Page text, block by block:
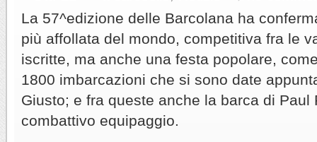
La 57^edizione delle Barcolana ha
più affollata del mondo, competitiva fra le
iscritte, ma anche una festa popolare,
1800 imbarcazioni che si sono date
Giusto; e fra queste anche la barca di Paul
combattivo equipaggio.